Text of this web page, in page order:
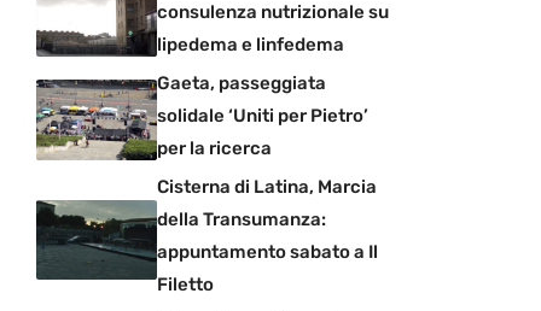
consulenza nutrizionale su
lipedema e linfedema
Gaeta, passeggiata
solidale ‘Uniti per Pietro’
per la ricerca
Cisterna di Latina, Marcia
della Transumanza:
appuntamento sabato a Il
Filetto